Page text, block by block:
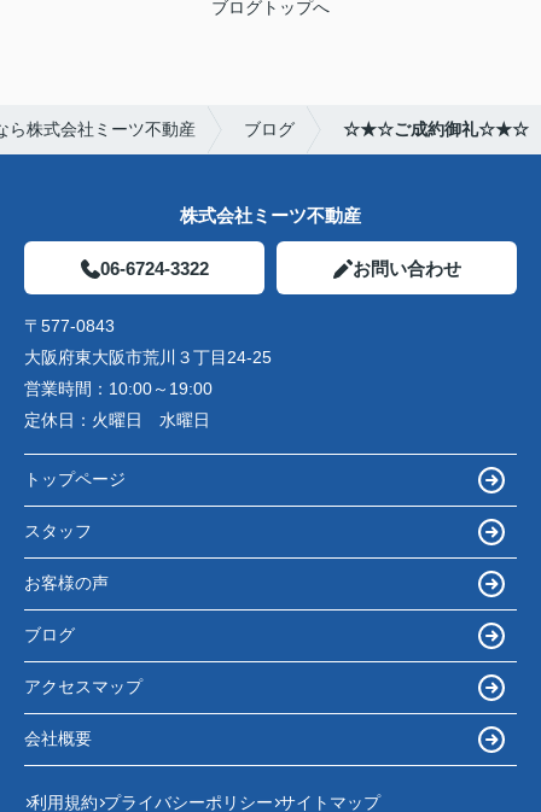
ブログトップへ
ら株式会社ミーツ不動産 ブログ ☆★☆ご成約御礼☆★☆
株式会社ミーツ不動産
06-6724-3322 お問い合わせ
〒577-0843
大阪府東大阪市荒川３丁目24-25
営業時間： 10:00～19:00
定休日： 火曜日 水曜日
トップページ
スタッフ
お客様の声
ブログ
アクセスマップ
会社概要
利用規約 プライバシーポリシー サイトマップ